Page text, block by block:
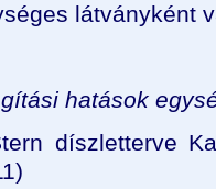
látványként
hatások
díszletterve